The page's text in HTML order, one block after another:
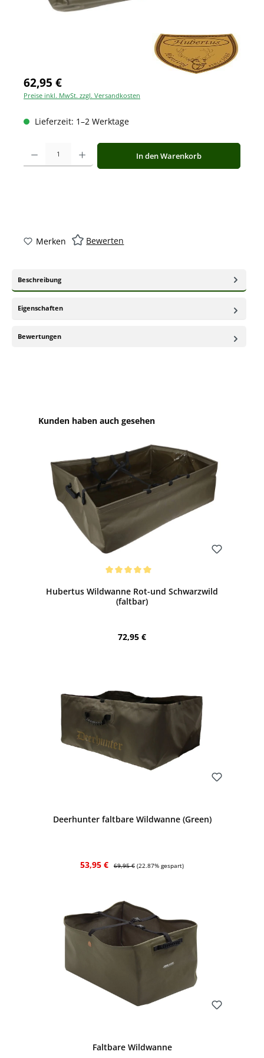
62,95 €
Preise inkl. MwSt. zzgl. Versandkosten
Lieferzeit: 1–2 Werktage
Produkt Anzahl: Gib den gewünschten Wert ein oder benutze die
In den Warenkorb
Merken Bewerten
Beschreibung
Eigenschaften
Bewertungen
Produktgalerie überspringen
Kunden haben auch gesehen
Hubertus Wildwanne Rot-und Schwarzwild
(faltbar)
Regulärer Preis:
72,95 €
Deerhunter faltbare Wildwanne (Green)
Verkaufspreis:
53,95 € Regulärer Preis:
69,95 € (22.87% gespart)
Faltbare Wildwanne